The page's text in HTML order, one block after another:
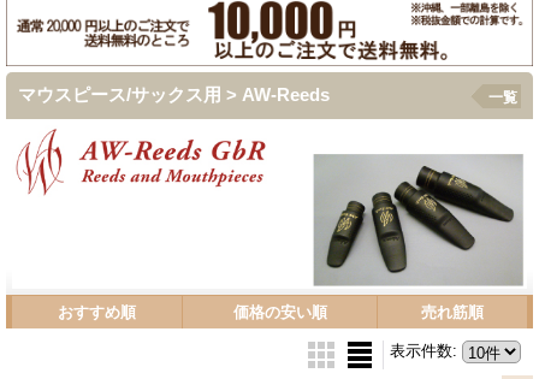
マウスピース/サックス用 > AW-Reeds 一覧
おすすめ順 価格の安い順 売れ筋順
表示件数: